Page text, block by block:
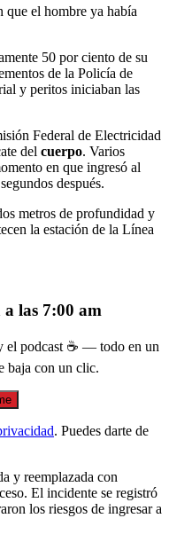
el hombre ya había
50 por ciento de su
de la Policía de
y peritos iniciaban las
Federal de Electricidad
del cuerpo. Varios
en que ingresó al
después.
metros de profundidad y
la estación de la Línea
las 7:00 am
el podcast ☕ — todo en un
baja con un clic.
. Puedes darte de
y reemplazada con
El incidente se registró
los riesgos de ingresar a